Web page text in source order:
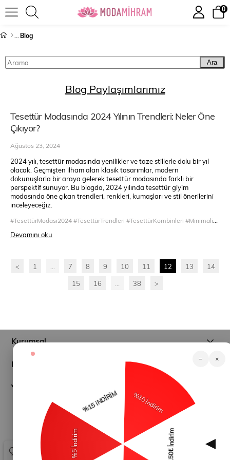
0
Blog
Ara
Blog Paylaşımlarımız
Tesettür Modasında 2024 Yılının Trendleri: Neler Öne
Çıkıyor?
Ağustos 23, 2024
2024 yılı, tesettür modasında yenilikler ve taze stillerle dolu bir yıl
olacak. Geçmişten ilham alan klasik tasarımlar, modern
dokunuşlarla bir araya gelerek tesettür modasında farklı bir
perspektif sunuyor. Bu blogda, 2024 yılında tesettür giyim
modasında öne çıkan trendleri, renkleri, kumaşları ve stil önerilerini
inceleyeceğiz.
Devamını oku
< 1 7 8 9 10 11 12 13
14
15
16 38 >
Kurumsal
Müşteri İlişkileri
Yardım
modamihram.com - Tüm Hakları Saklıdır.
Çerez Kullanımı
− ×